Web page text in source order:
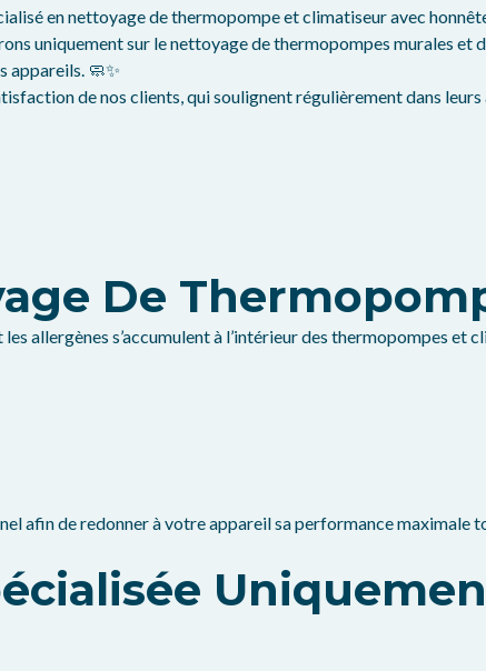
en nettoyage de thermopompe et climatiseur avec
uniquement sur le nettoyage de thermopompes murales
appareils. 🧼✨
de nos clients, qui soulignent régulièrement dans leurs
De
allergènes s’accumulent à l’intérieur des thermopompes et
afin de redonner à votre appareil sa performance maximale